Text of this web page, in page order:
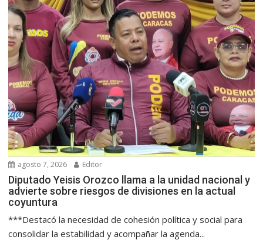
agosto 7, 2026 Editor
Diputado Yeisis Orozco llama a la unidad nacional y
advierte sobre riesgos de divisiones en la actual
coyuntura
***Destacó la necesidad de cohesión política y social para
consolidar la estabilidad y acompañar la agenda...